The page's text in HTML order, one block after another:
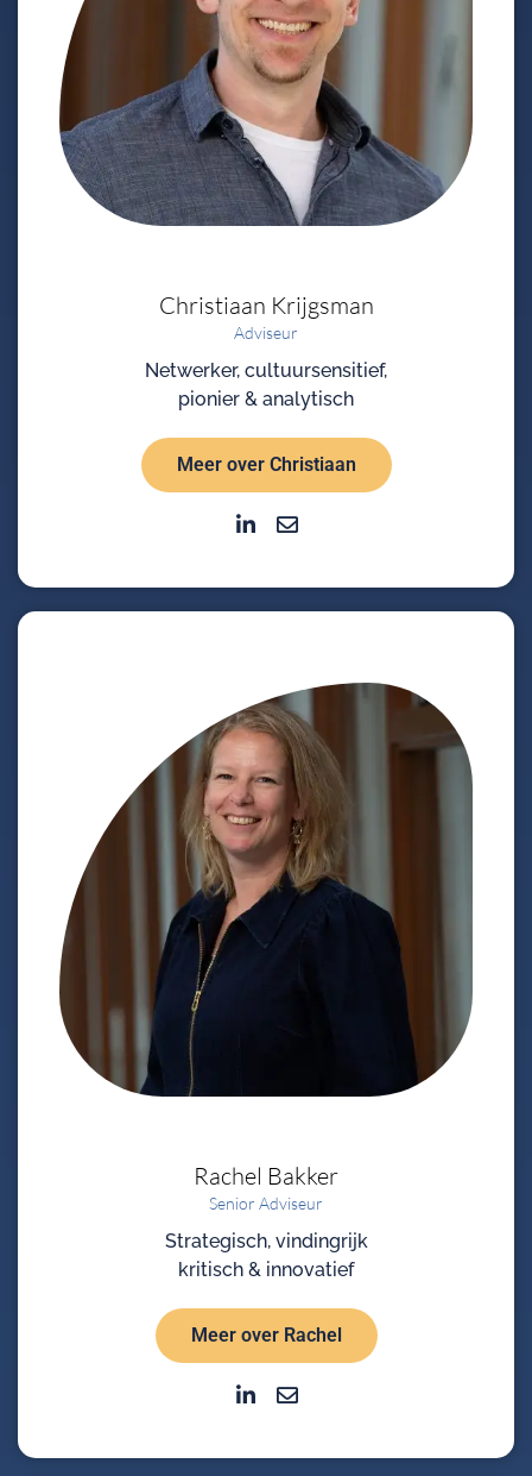
Christiaan Krijgsman
Adviseur
Netwerker, cultuursensitief,
pionier & analytisch
Meer over Christiaan
Rachel Bakker
Senior Adviseur
Strategisch, vindingrijk
kritisch & innovatief
Meer over Rachel